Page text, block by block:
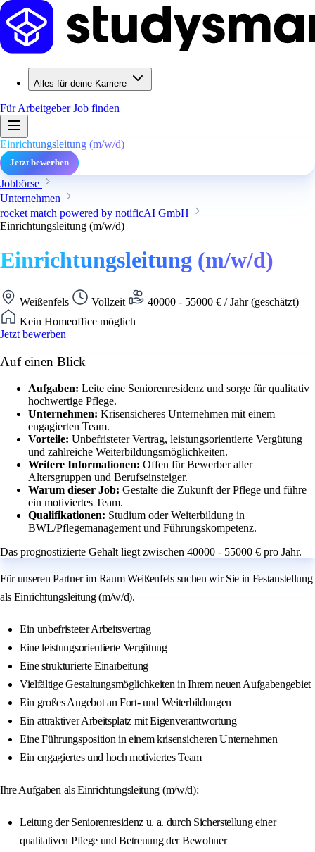
Alles für deine Karriere
Für ArbeitgeberJob finden
Einrichtungsleitung (m/w/d)
Jetzt bewerben
Jobbörse
Unternehmen
rocket match powered by notificAI GmbH
Einrichtungsleitung (m/w/d)
Einrichtungsleitung (m/w/d)
Weißenfels Vollzeit
40000 - 55000 € / Jahr (geschätzt)
Kein Homeoffice möglich
Jetzt bewerben
Auf einen Blick
Aufgaben: Leite eine Seniorenresidenz und sorge für qualitativ
hochwertige Pflege.
Unternehmen: Krisensicheres Unternehmen mit einem
engagierten Team.
Vorteile: Unbefristeter Vertrag, leistungsorientierte Vergütung
und zahlreiche Weiterbildungsmöglichkeiten.
Weitere Informationen: Offen für Bewerber aller
Altersgruppen und Berufseinsteiger.
Warum dieser Job: Gestalte die Zukunft der Pflege und führe
ein motiviertes Team.
Qualifikationen: Studium oder Weiterbildung in
BWL/Pflegemanagement und Führungskompetenz.
Das prognostizierte Gehalt liegt zwischen 40000 - 55000 € pro Jahr.
Für unseren Partner im Raum Weißenfels suchen wir Sie in Festanstellung
als Einrichtungsleitung (m/w/d).
Ein unbefristeter Arbeitsvertrag
Eine leistungsorientierte Vergütung
Eine strukturierte Einarbeitung
Vielfältige Gestaltungsmöglichkeiten in Ihrem neuen Aufgabengebiet
Ein großes Angebot an Fort- und Weiterbildungen
Ein attraktiver Arbeitsplatz mit Eigenverantwortung
Eine Führungsposition in einem krisensicheren Unternehmen
Ein engagiertes und hoch motiviertes Team
Ihre Aufgaben als Einrichtungsleitung (m/w/d):
Leitung der Seniorenresidenz u. a. durch Sicherstellung einer
qualitativen Pflege und Betreuung der Bewohner